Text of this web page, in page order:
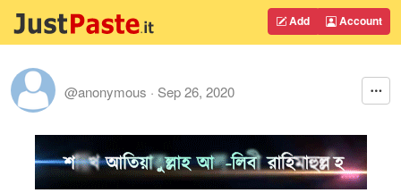
Add Account
@anonymous · Sep 26, 2020